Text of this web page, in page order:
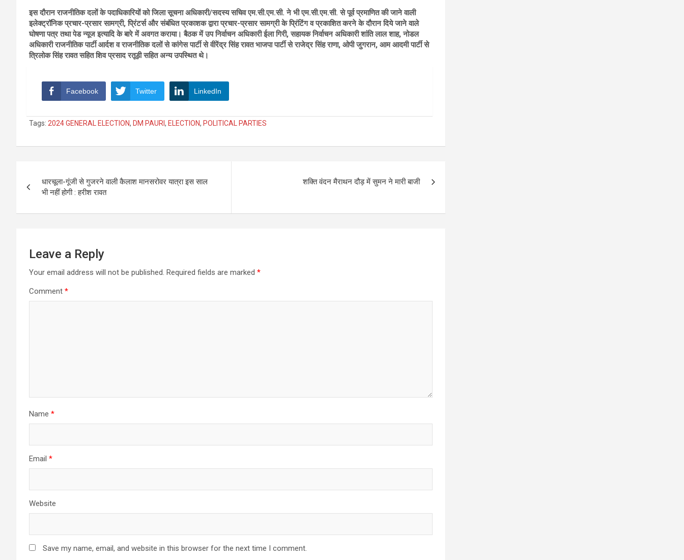
इस दौरान राजनीतिक दलों के पदाधिकारियों को जिला सूचना अधिकारी/सदस्य सचिव एम.सी.एम.सी. ने भी एम.सी.एम.सी. से पूर्व प्रमाणित की जाने वाली
इलेक्ट्रॉनिक प्रचार-प्रसार सामग्री, प्रिंटर्स और संबंधित प्रकाशक द्वारा प्रचार-प्रसार सामग्री के प्रिंटिंग व प्रकाशित करने के दौरान दिये जाने वाले
घोषणा पत्र तथा पेड न्यूज इत्यादि के बारे में अवगत कराया। बैठक में उप निर्वाचन अधिकारी ईला गिरी, सहायक निर्वाचन अधिकारी शांति लाल शाह, नोडल
अधिकारी राजनीतिक पार्टी आर्दश व राजनीतिक दलों से कांगेस पार्टी से वीरेंद्र सिंह रावत भाजपा पार्टी से राजेद्र सिंह राणा, ओपी जुगरान, आम आदमी पार्टी से
त्रिलोक सिंह रावत सहित शिव प्रसाद रतूड़ी सहित अन्य उपस्थित थे।
Facebook Twitter LinkedIn
Tags: 2024 GENERAL ELECTION, DM PAURI, ELECTION, POLITICAL PARTIES
navigation
धारचूला-गूंजी से गुजरने वाली कैलाश मानसरोवर यात्रा इस साल
भी नहीं होगी : हरीश रावत
शक्ति वंदन मैराथन दौड़ में सुमन ने मारी बाजी
Leave a Reply
Your email address will not be published. Required fields are marked *
Comment *
Name *
Email *
Website
Save my name, email, and website in this browser for the next time I comment.